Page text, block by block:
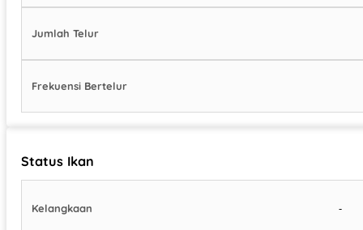
Jumlah Telur
Frekuensi Bertelur
Status Ikan
Kelangkaan -